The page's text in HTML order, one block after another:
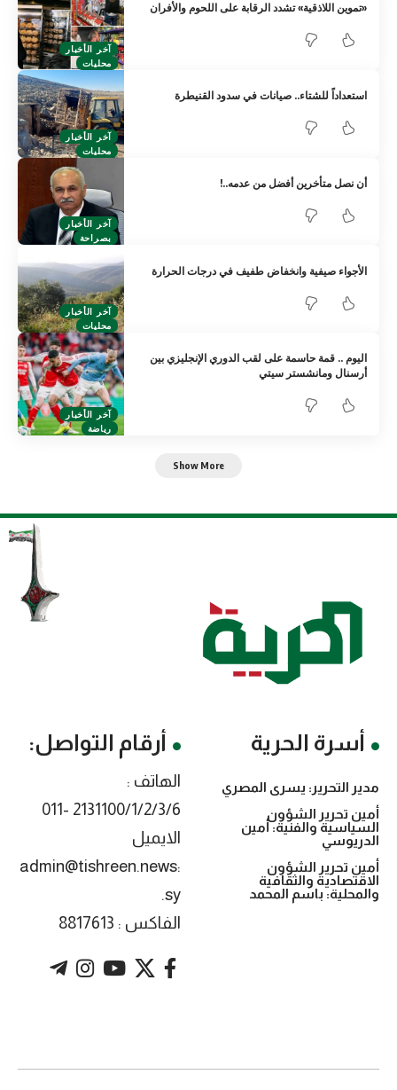
آخر الأخبار
محليات
«تموين اللاذقية» تشدد الرقابة على اللحوم والأفران
آخر الأخبار
محليات
استعداداً للشتاء.. صيانات في سدود القنيطرة
آخر الأخبار
بصراحة
أن نصل متأخرين أفضل من عدمه..!
آخر الأخبار
محليات
الأجواء صيفية وانخفاض طفيف في درجات الحرارة
آخر الأخبار
رياضة
اليوم .. قمة حاسمة على لقب الدوري الإنجليزي بين
أرسنال ومانشستر سيتي
Show More
أسرة الحرية
مدير التحرير: يسرى المصري
أمين تحرير الشؤون
السياسية والفنية: أمين
الدريوسي
أمين تحرير الشؤون
الاقتصادية والثقافية
والمحلية: باسم المحمد
أرقام التواصل:
الهاتف :
2131100/1/2/3/6 -011
الايميل
:admin@tishreen.news
.sy
الفاكس : 8817613